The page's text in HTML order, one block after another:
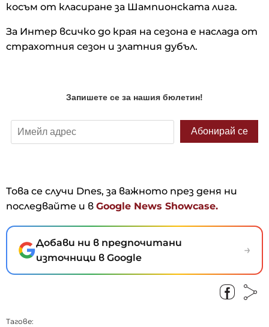
косъм от класиране за Шампионската лига.
За Интер всичко до края на сезона е наслада от
страхотния сезон и златния дубъл.
Това се случи Dnes, за важното през деня ни
последвайте и в Google News Showcase.
Добави ни в предпочитани
източници в Google
→
Тагове: